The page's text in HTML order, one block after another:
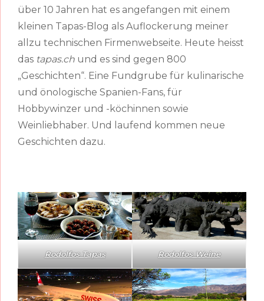
über 10 Jahren hat es angefangen mit einem
kleinen Tapas-Blog als Auflockerung meiner
allzu technischen Firmenwebseite. Heute heisst
das tapas.ch und es sind gegen 800
„Geschichten“. Eine Fundgrube für kulinarische
und önologische Spanien-Fans, für
Hobbywinzer und -köchinnen sowie
Weinliebhaber. Und laufend kommen neue
Geschichten dazu.
Rodolfos Tapas Rodolfos Weine